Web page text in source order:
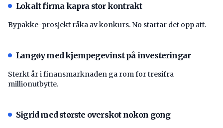
Lokalt firma kapra stor kontrakt
Bypakke-prosjekt råka av konkurs. No startar det opp att.
Langøy med kjempegevinst på investeringar
Sterkt år i finansmarknaden ga rom for tresifra
millionutbytte.
Sigrid med største overskot nokon gong